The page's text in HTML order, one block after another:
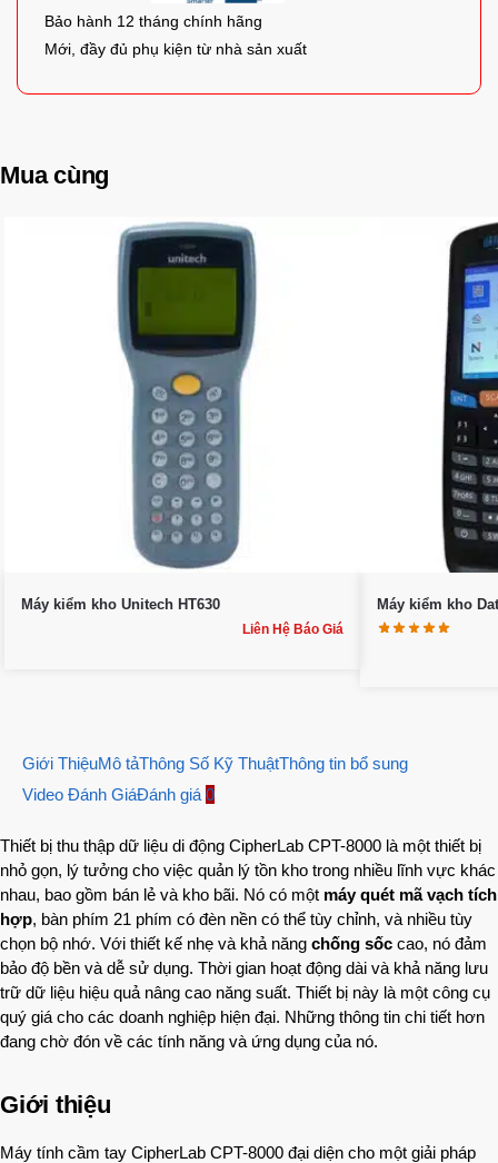
Bảo hành 12 tháng chính hãng
Mới, đầy đủ phụ kiện từ nhà sản xuất
Mua cùng
Máy kiểm kho Unitech HT630
Liên Hệ Báo Giá
Máy kiểm kho
Giới ThiệuMô tảThông Số Kỹ ThuậtThông tin bổ sung
Video Đánh GiáĐánh giá 0
Thiết bị thu thập dữ liệu di động CipherLab CPT-8000 là một thiết bị
nhỏ gọn, lý tưởng cho việc quản lý tồn kho trong nhiều lĩnh vực khác
nhau, bao gồm bán lẻ và kho bãi. Nó có một máy quét mã vạch tích
hợp, bàn phím 21 phím có đèn nền có thể tùy chỉnh, và nhiều tùy
chọn bộ nhớ. Với thiết kế nhẹ và khả năng chống sốc cao, nó đảm
bảo độ bền và dễ sử dụng. Thời gian hoạt động dài và khả năng lưu
trữ dữ liệu hiệu quả nâng cao năng suất. Thiết bị này là một công cụ
quý giá cho các doanh nghiệp hiện đại. Những thông tin chi tiết hơn
đang chờ đón về các tính năng và ứng dụng của nó.
Giới thiệu
Máy tính cầm tay CipherLab CPT-8000 đại diện cho một giải pháp